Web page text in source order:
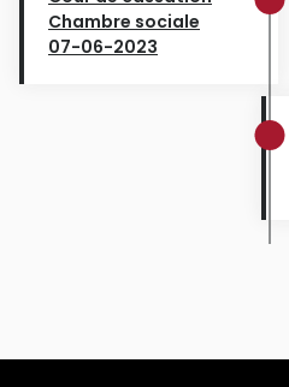
Chambre sociale
07-06-2023